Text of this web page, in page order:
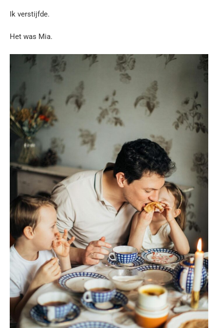
Ik verstijfde.
Het was Mia.